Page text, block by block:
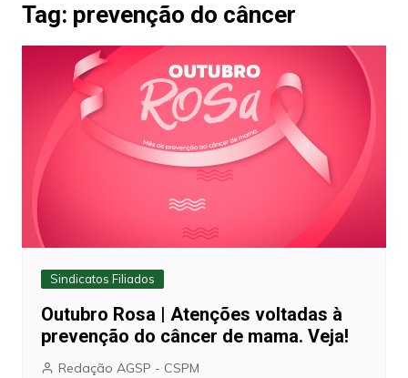
Tag: prevenção do câncer
Sindicatos Filiados
Outubro Rosa | Atenções voltadas à
prevenção do câncer de mama. Veja!
Redação AGSP - CSPM